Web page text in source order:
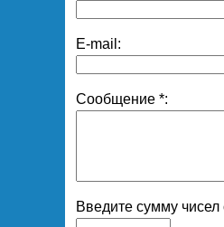
E-mail:
Сообщение *:
Введите сумму чисел